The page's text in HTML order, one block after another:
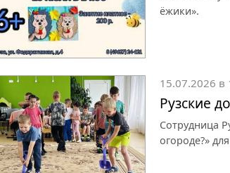
ёжики».
15.07.2026 в
Рузские
Сотрудница
огороде?»